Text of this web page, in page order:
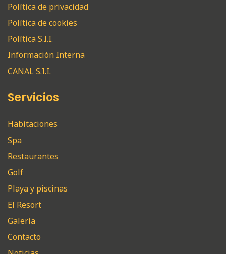
Política de privacidad
Política de cookies
Política S.I.I.
Información Interna
CANAL S.I.I.
Servicios
Habitaciones
Spa
Restaurantes
Golf
Playa y piscinas
El Resort
Galería
Contacto